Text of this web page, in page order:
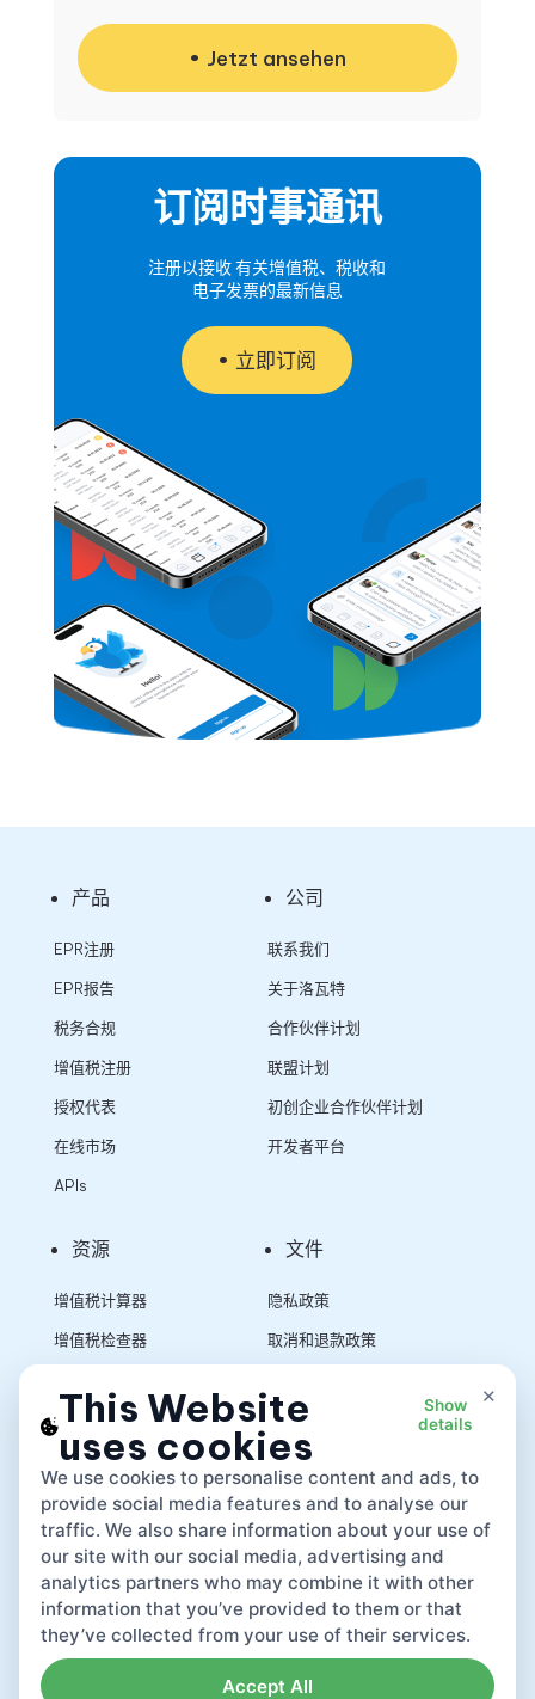
Jetzt ansehen
订阅时事通讯
注册以接收 有关增值税、税收和
电子发票的最新信息
立即订阅
产品
EPR注册
EPR报告
税务合规
增值税注册
授权代表
在线市场
APIs
公司
联系我们
关于洛瓦特
合作伙伴计划
联盟计划
初创企业合作伙伴计划
开发者平台
资源
增值税计算器
增值税检查器
文件
隐私政策
取消和退款政策
App
×
This Website
uses cookies
Show
details
We use cookies to personalise content and ads, to
provide social media features and to analyse our
traffic. We also share information about your use of
our site with our social media, advertising and
analytics partners who may combine it with other
information that you’ve provided to them or that
they’ve collected from your use of their services.
Accept All